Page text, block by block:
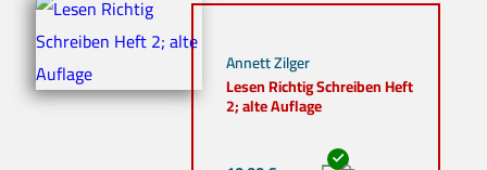
Annett Zilger
Lesen Richtig Schreiben Heft
2; alte Auflage